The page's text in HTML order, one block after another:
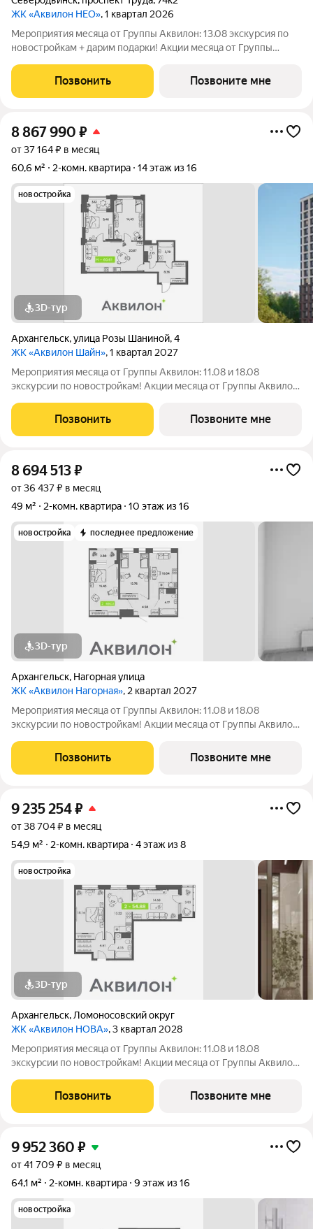
ЖК «Аквилон НЕО», 1 квартал 2026
Мероприятия месяца от Группы Аквилон: 13.08 экскурсия по
новостройкам + дарим подарки! Акции месяца от Группы
ВЗНОС в августе! СКИДКИ до 1,4 млн ! Комфортные
программы рассрочки от Застройщика!
Позвонить Позвоните мне
8 867 990 ₽
от 37 164 ₽ в месяц
60,6 м²
2-комн. квартира 14 этаж из 16
новостройка
3D-тур
Архангельск,улица Розы Шаниной,4
ЖК «Аквилон Шайн», 1 квартал 2027
Мероприятия месяца от Группы Аквилон: 11.08 и 18.08
экскурсии по новостройкам! Акции месяца от Группы Аквилон:
млн ! Кухня в подарок! Арктическая и Семейная ипотеки!
Рассрочка БЕЗ
Позвонить Позвоните мне
8 694 513₽
от 36 437 ₽ в месяц
49 м²
2-комн. квартира 10 этаж из 16
новостройка последнее предложение
3D-тур
Архангельск, Нагорная улица
ЖК «Аквилон Нагорная», 2 квартал 2027
Мероприятия месяца от Группы Аквилон: 11.08 и 18.08
экскурсии по новостройкам! Акции месяца от Группы Аквилон:
млн ! Дарим кухню! Арктическая ипотека. ПСК: 18,32-21,9%.
Ставка 1%!Семейная
Позвонить Позвоните мне
9 235 254₽
от 38 704 ₽ в месяц
54,9 м²
2-комн. квартира 4 этаж из 8
новостройка
3D-тур
Архангельск, Ломоносовский округ
ЖК «Аквилон НОВА», 3 квартал 2028
Мероприятия месяца от Группы Аквилон: 11.08 и 18.08
экскурсии по новостройкам! Акции месяца от Группы Аквилон:
Ставка 1%!Семейная ипотека. ПСК: 5,1-7,3%. Ставка 4%!
Позвонить Позвоните мне
9 952 360 ₽
от 41 709 ₽ в месяц
64,1 м²
2-комн. квартира 9 этаж из 16
новостройка